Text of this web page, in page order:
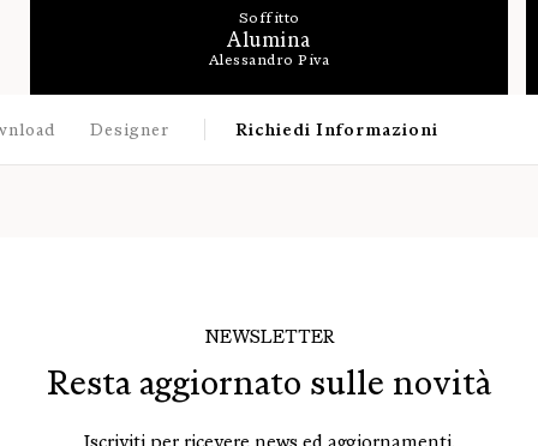
Soffitto
Alumina
Alessandro Piva
Designer Richiedi Informazioni
NEWSLETTER
Resta aggiornato sulle novità